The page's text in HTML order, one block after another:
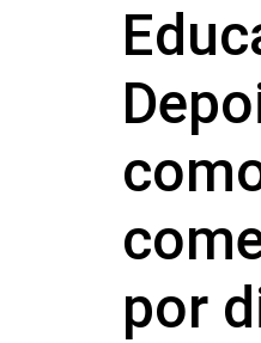
por
Finanças
do Banco